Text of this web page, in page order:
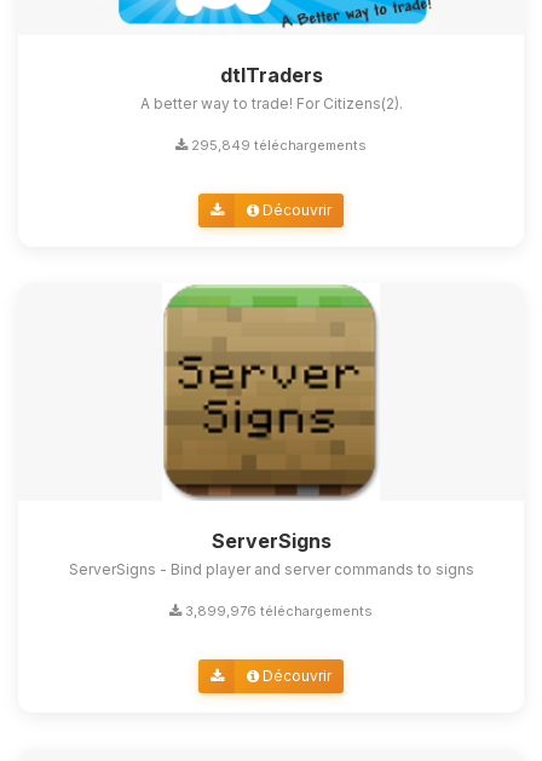
dtlTraders
A better way to trade! For Citizens(2).
295,849 téléchargements
Découvrir
ServerSigns
ServerSigns - Bind player and server commands to signs
3,899,976 téléchargements
Découvrir